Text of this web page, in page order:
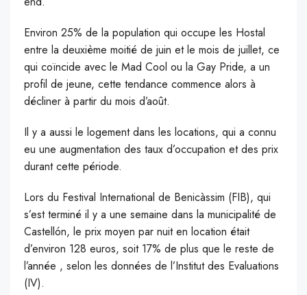
Environ 25% de la population qui occupe les Hostal
entre la deuxième moitié de juin et le mois de juillet, ce
qui coïncide avec le Mad Cool ou la Gay Pride, a un
profil de jeune, cette tendance commence alors à
décliner à partir du mois d’août.
Il y a aussi le logement dans les locations, qui a connu
eu une augmentation des taux d’occupation et des prix
durant cette période.
Lors du Festival International de Benicàssim (FIB), qui
s’est terminé il y a une semaine dans la municipalité de
Castellón, le prix moyen par nuit en location était
d’environ 128 euros, soit 17% de plus que le reste de
l’année , selon les données de l’Institut des Evaluations
(IV).